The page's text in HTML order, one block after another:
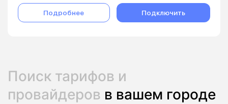
Подробнее Подключить
Поиск тарифов и
провайдеров в вашем городе